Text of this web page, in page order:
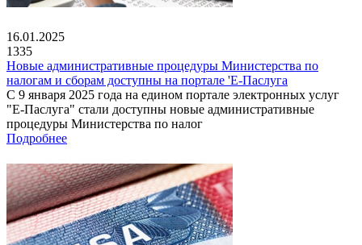
16.01.2025
1335
Новые административные процедуры Министерства по
налогам и сборам доступны на портале 'Е-Паслуга
С 9 января 2025 года на едином портале электронных услуг
"Е-Паслуга" стали доступны новые административные
процедуры Министерства по налог
Подробнее